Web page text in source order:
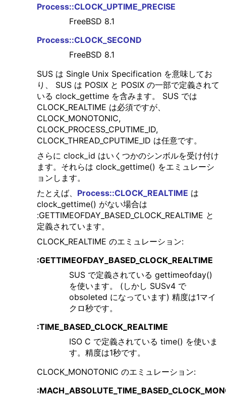
Process::CLOCK_UPTIME_PRECISE
FreeBSD 8.1
Process::CLOCK_SECOND
FreeBSD 8.1
SUS は Single Unix Specification を意味してお
り、 SUS は POSIX と POSIX の一部で定義されて
いる clock_gettime を含みます。 SUS では
CLOCK_REALTIME は必須ですが、
CLOCK_MONOTONIC,
CLOCK_PROCESS_CPUTIME_ID,
CLOCK_THREAD_CPUTIME_ID は任意です。
さらに clock_id はいくつかのシンボルを受け付け
ます。それらは clock_gettime() をエミュレーシ
ョンします。
たとえば、 Process::CLOCK_REALTIME は
clock_gettime() がない場合は
:GETTIMEOFDAY_BASED_CLOCK_REALTIME と
定義されています。
CLOCK_REALTIME のエミュレーション:
:GETTIMEOFDAY_BASED_CLOCK_REALTIME
SUS で定義されている gettimeofday()
を使います。 (しかし SUSv4 で
obsoleted になっています) 精度は1マイ
クロ秒です。
:TIME_BASED_CLOCK_REALTIME
ISO C で定義されている time() を使いま
す。精度は1秒です。
CLOCK_MONOTONIC のエミュレーション: